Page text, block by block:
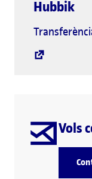
Hubbik
Vols